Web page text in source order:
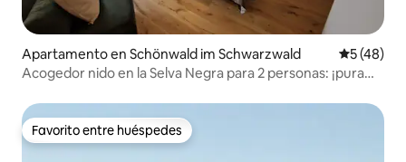
Apartamento en Schönwald im Schwarzwald
5 (48)
Acogedor nido en la Selva Negra para 2 personas: ¡pura
Favorito entre huéspedes
Favorito entre huéspedes